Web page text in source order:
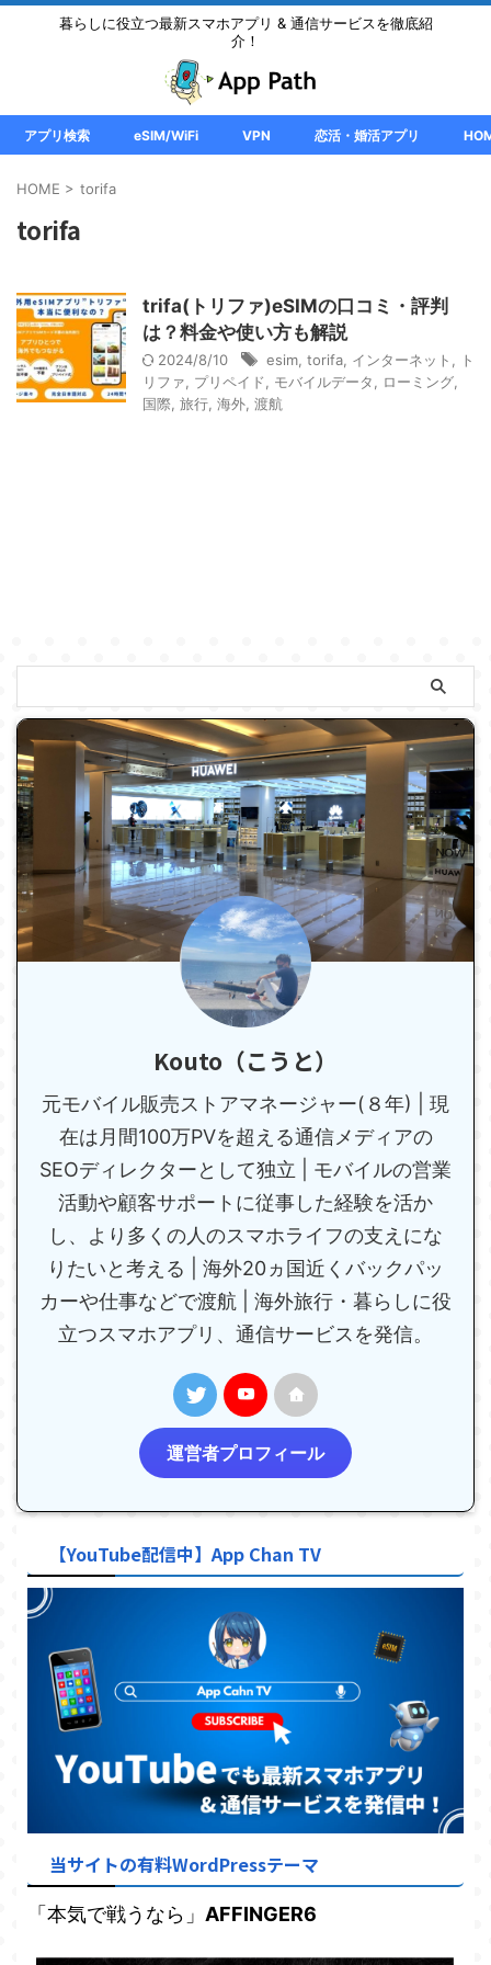
暮らしに役立つ最新スマホアプリ & 通信サービスを徹底紹
介！
アプリ検索 eSIM/WiFi VPN 恋活・婚活アプリ
HOME > torifa
torifa
trifa(トリファ)eSIMの口コミ・評判
は？料金や使い方も解説
2024/8/10 esim torifa インターネット
ト
リファ
プリペイド モバイルデータ ローミング
国際 旅行 海外 渡航
Kouto（こうと）
元モバイル販売ストアマネージャー(８年) | 現
在は月間100万PVを超える通信メディアの
SEOディレクターとして独立 | モバイルの営業
活動や顧客サポートに従事した経験を活か
し、より多くの人のスマホライフの支えにな
りたいと考える | 海外20ヵ国近くバックパッ
カーや仕事などで渡航 | 海外旅行・暮らしに役
立つスマホアプリ、通信サービスを発信。
運営者プロフィール
【YouTube配信中】App Chan TV
当サイトの有料WordPressテーマ
「本気で戦うなら」 AFFINGER6